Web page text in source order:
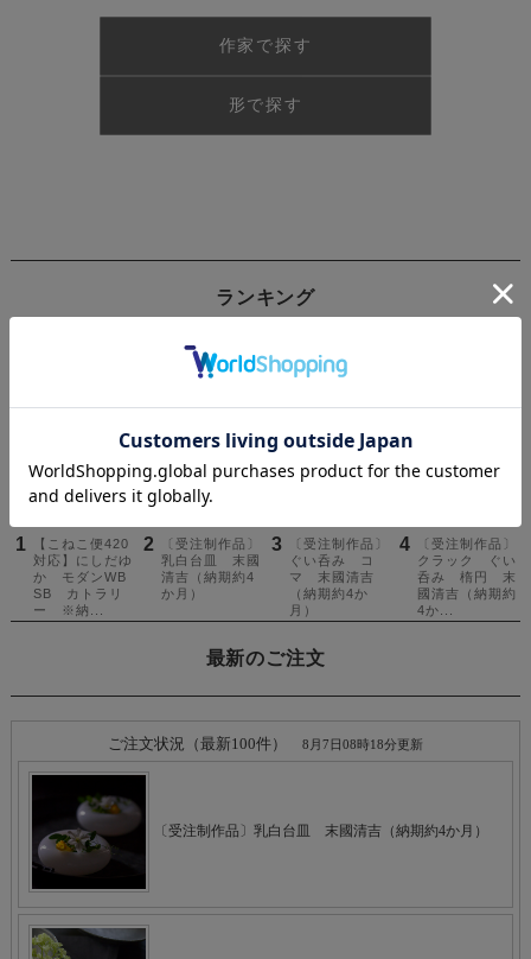
作家で探す
形で探す
ランキング
最新のご注文